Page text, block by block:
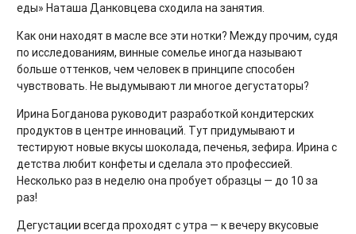
еды» Наташа Данковцева сходила на занятия.
Как они находят в масле все эти нотки? Между прочим, судя
по исследованиям, винные сомелье иногда называют
больше оттенков, чем человек в принципе способен
чувствовать. Не выдумывают ли многое дегустаторы?
Ирина Богданова руководит разработкой кондитерских
продуктов в центре инноваций. Тут придумывают и
тестируют новые вкусы шоколада, печенья, зефира. Ирина с
детства любит конфеты и сделала это профессией.
Несколько раз в неделю она пробует образцы — до 10 за
раз!
Дегустации всегда проходят с утра — к вечеру вкусовые